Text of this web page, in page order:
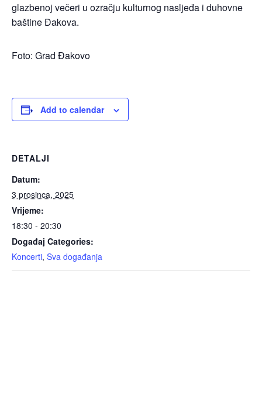
glazbenoj večeri u ozračju kulturnog nasljeđa i duhovne
baštine Đakova.
Foto: Grad Đakovo
Add to calendar
DETALJI
Datum:
3 prosinca, 2025
Vrijeme:
18:30 - 20:30
Događaj Categories:
Koncerti, Sva događanja